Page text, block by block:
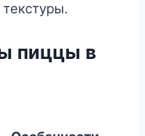
пиццы в